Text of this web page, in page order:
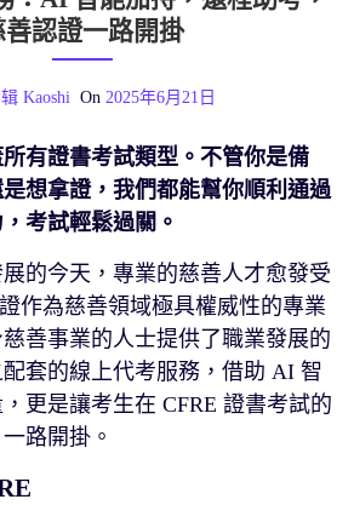
善認證一路開掛
Kaoshi On 2025年6月21日
有證書考試類型。不管你是備
想拿證，我們都能幫你順利通過
考試輕鬆過關。
的今天，專業的慈善人才愈發受
作為慈善領域極具權威性的專業
善事業的人士提供了職業發展的
套的線上代考服務，借助 AI 智
更是讓考生在 CFRE 證書考試的
路開掛。